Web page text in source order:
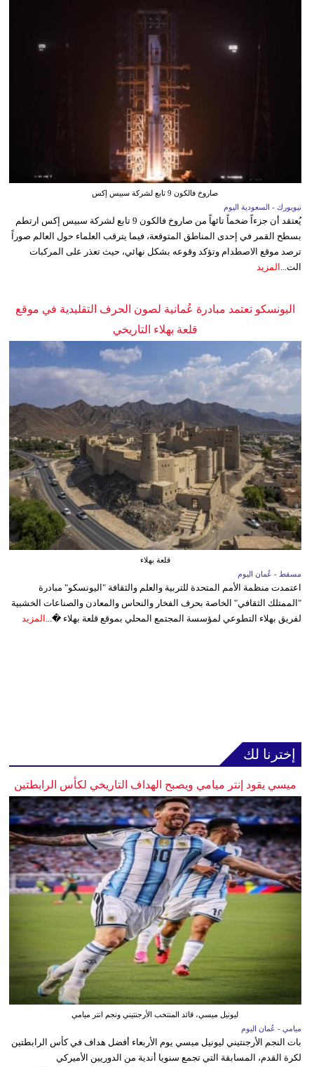
صاروخ فالكون 9 تابع لشركة سبيس إكس
نيويورك - السعودية اليوم
يُعتقد أن جزءاً ضخماً تائهاً من صاروخ فالكون 9 تابع لشركة سبيس إكس ارتطم
بسطح القمر في إحدى المناطق المتوقعة، فيما يترقب العلماء حول العالم صوراً
ترصد موقع الاصطدام وتؤكد وقوعه بشكل نهائي، حيث تعذر على المركبات
الت...
المزيد
اليونسكو تعتمد مبادرة عُمانية لصون الحرف التقليدية في موقع
قلعة بهلاء التاريخي
قلعة بهلاء
مسقط - عُمان اليوم
اعتمدت منظمة الأمم المتحدة للتربية والعلم والثقافة "اليونسكو" مبادرة
"الممتلك الثقافي" الخاصة بحرف الفخار والنحاس والمعادن والصناعات الخشبية
لفريق بهلاء التطوعي لمؤسسة المجتمع المحلي بموقع قلعة بهلاء �... المزيد
إخترنا لك
ميسي يقود إنتر ميامي ويصبح الهداف التاريخي لكأس الرابطتين
ليونيل ميسي، قائد المنتخب الأرجنتيني ونجم انتر ميامي
ميامي - عُمان اليوم
بات النجم الأرجنتيني ليونيل ميسي يوم الأربعاء أفضل هداف في كأس الرابطتين
لكرة القدم، المسابقة التي تجمع سنويا أندية من الدوريين الأميركي